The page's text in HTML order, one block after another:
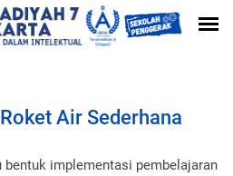
Air Sederhana
bentuk implementasi pembelajaran